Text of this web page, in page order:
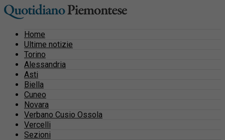
Home
Ultime notizie
Torino
Alessandria
Asti
Biella
Cuneo
Novara
Verbano Cusio Ossola
Vercelli
Sezioni